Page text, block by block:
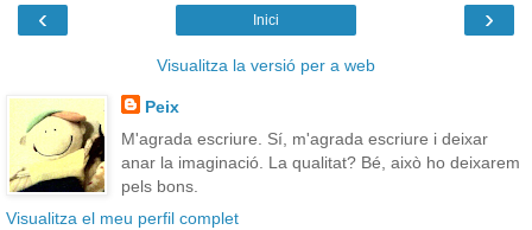
‹ ›
Inici
Visualitza la versió per a web
Peix
M'agrada escriure. Sí, m'agrada escriure i deixar
anar la imaginació. La qualitat? Bé, això ho deixarem
pels bons.
Visualitza el meu perfil complet